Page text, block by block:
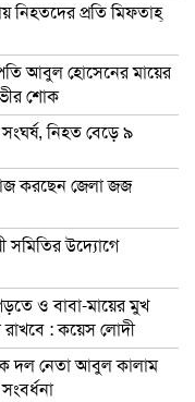
নিহতদের প্রতি মিফতাহ্
আবুল হোসেনের মায়ের
শোক
নিহত বেড়ে ৯
করছেন জেলা জজ
সমিতির উদ্যোগে
গড়তে ও বাবা-মায়ের মুখ
রাখবে : কয়েস লোদী
দল নেতা আবুল কালাম